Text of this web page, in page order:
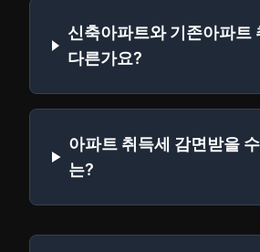
신축아파트와 기존아파트
다른가요?
아파트 취득세 감면받을
는?